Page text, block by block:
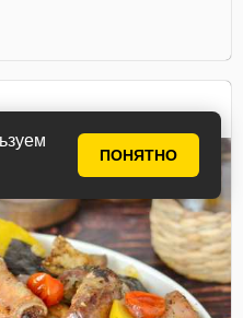
ПОНЯТНО